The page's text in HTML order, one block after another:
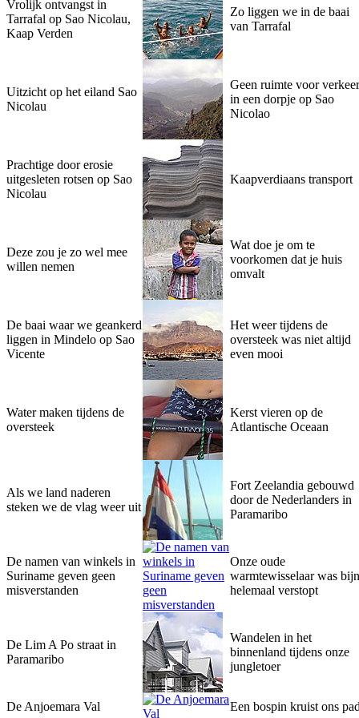
Vrolijk ontvangst in
Tarrafal op Sao Nicolau,
Kaap Verden
Zo liggen we in de baai
van Tarrafal
Uitzicht op het eiland Sao
Nicolau
Geen ruimte voor verkeer
in een dorpje op Sao
Nicolao
Prachtige door erosie
uitgesleten rotsen op Sao
Nicolau
Kaapverdiaans transport
Deze zou je zo wel mee
willen nemen
Wat doe je om te
voorkomen dat je huis
omvalt
De baai waar we geankerd
liggen in Mindelo op Sao
Vicente
Het weer tijdens de
oversteek was niet altijd
even mooi
Water maken tijdens de
oversteek
Kerst vieren op de
Atlantische Oceaan
Als we land naderen
steken we de vlag weer uit
Fort Zeelandia gebouwd
door de Nederlanders in
Paramaribo
De namen van winkels in
Suriname geven geen
misverstanden
Onze oude
warmtewisselaar was
helemaal verstopt
De Lim A Po straat in
Paramaribo
Wandelen in het
binnenland tijdens onze
jungletoer
De Anjoemara Val Een bospin kruist ons